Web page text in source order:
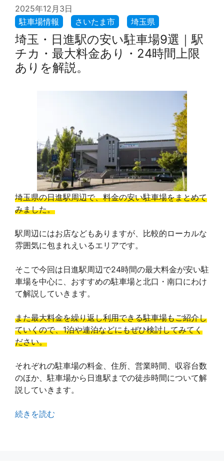
2025年12月3日
埼玉・日進駅の安い駐車場9選｜駅
チカ・最大料金あり・24時間上限
ありを解説。
埼玉県の日進駅周辺で、料金の安い駐車場をまとめて
みました。
駅周辺にはお店などもありますが、比較的ローカルな
雰囲気に包まれえいるエリアです。
そこで今回は日進駅周辺で24時間の最大料金が安い駐
車場を中心に、おすすめの駐車場と北口・南口にわけ
て解説していきます。
また最大料金を繰り返し利用できる駐車場もご紹介し
ていくので、1泊や連泊などにもぜひ検討してみてく
ださい。
それぞれの駐車場の料金、住所、営業時間、収容台数
のほか、駐車場から日進駅までの徒歩時間について解
説していきます。
続きを読む